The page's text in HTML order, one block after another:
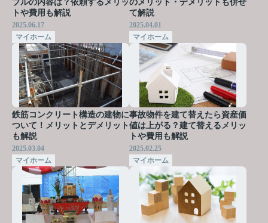
ブルの内容は？依頼するメリッ
トや費用も解説
2025.06.17
マイホーム
のメリット・デメリットも併せ
て解説
2025.04.01
マイホーム
鉄筋コンクリート構造の建物に
ついて！メリットとデメリット
も解説
2025.03.04
マイホーム
事故物件を建て替えたら資産価
値は上がる？建て替えるメリッ
トや費用も解説
2025.02.25
マイホーム